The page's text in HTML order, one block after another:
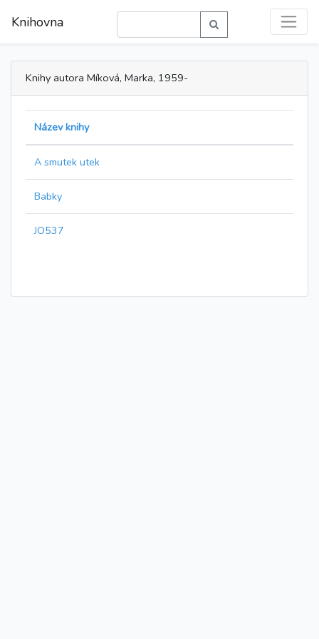
Knihovna
Knihy autora Míková, Marka, 1959-
Název knihy
A smutek utek
Babky
JO537